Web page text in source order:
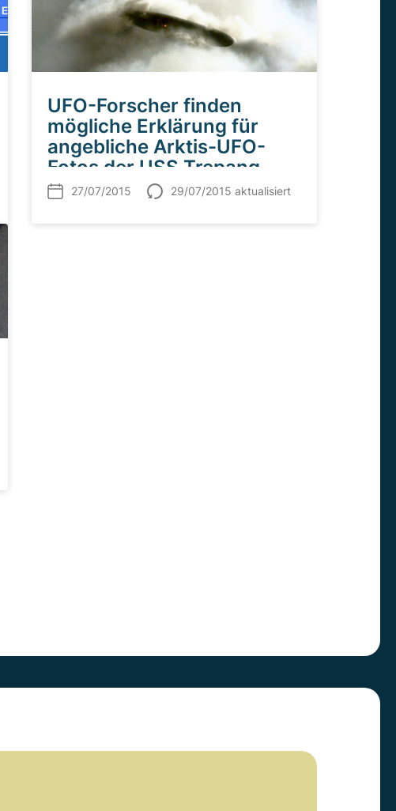
UFO-Forscher finden
mögliche Erklärung für
angebliche Arktis-UFO-
Fotos der USS Trepang
27/07/2015 29/07/2015 aktualisiert